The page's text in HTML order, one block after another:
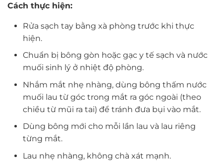
Cách thực hiện:
Rửa sạch tay bằng xà phòng trước khi thực
hiện.
Chuẩn bị bông gòn hoặc gạc y tế sạch và nước
muối sinh lý ở nhiệt độ phòng.
Nhắm mắt nhẹ nhàng, dùng bông thấm nước
muối lau từ góc trong mắt ra góc ngoài (theo
chiều từ mũi ra tai) để tránh đưa bụi vào mắt.
Dùng bông mới cho mỗi lần lau và lau riêng
từng mắt.
Lau nhẹ nhàng, không chà xát mạnh.